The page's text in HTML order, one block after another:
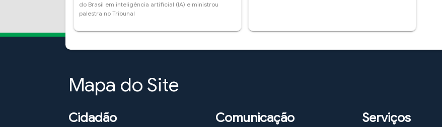
do Brasil em inteligência artificial (IA) e ministrou
palestra no Tribunal
Mapa do Site
Cidadão Comunicação Serviços